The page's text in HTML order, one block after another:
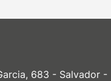
683 - Salvador -